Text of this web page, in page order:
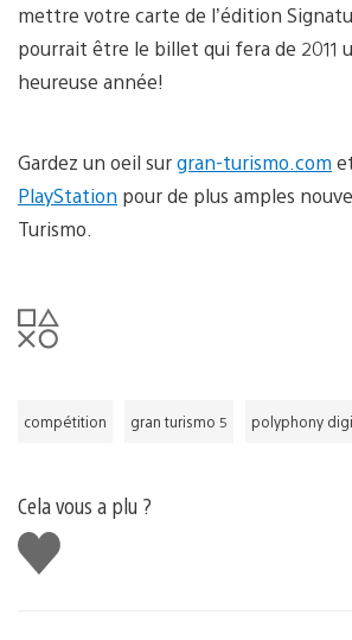
mettre votre carte de l’édition
pourrait être le billet qui fera de 2011
heureuse année!
Gardez un oeil surgran-turismo.com
PlayStation pour de plus amples
Turismo.
compétition gran turismo 5 polyphony
Cela vous a plu ?
J'aime